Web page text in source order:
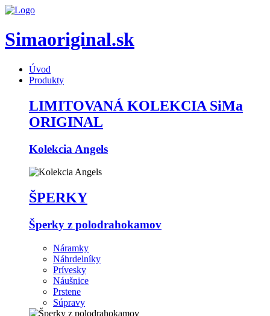
Simaoriginal.sk
Úvod
Produkty
LIMITOVANÁ KOLEKCIA SiMa
ORIGINAL
Kolekcia Angels
ŠPERKY
Šperky z polodrahokamov
Náramky
Náhrdelníky
Prívesky
Náušnice
Prstene
Súpravy